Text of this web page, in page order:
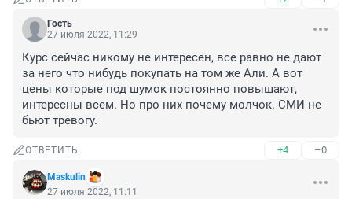
Гость
27 июля 2022, 11:29
Курс сейчас никому не интересен, все равно не дают
за него что нибудь покупать на том же Али. А вот
цены которые под шумок постоянно повышают,
интересны всем. Но про них почему молчок. СМИ не
бьют тревогу.
ОТВЕТИТЬ +4 –0
Maskulin
27 июля 2022, 11:11